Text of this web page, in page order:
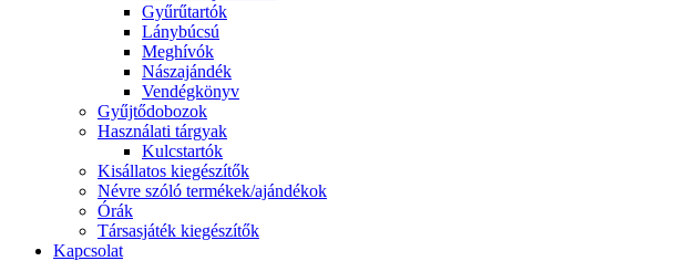
Gyűrűtartók
Lánybúcsú
Meghívók
Nászajándék
Vendégkönyv
Gyűjtődobozok
Használati tárgyak
Kulcstartók
Kisállatos kiegészítők
Névre szóló termékek/ajándékok
Órák
Társasjáték kiegészítők
Kapcsolat